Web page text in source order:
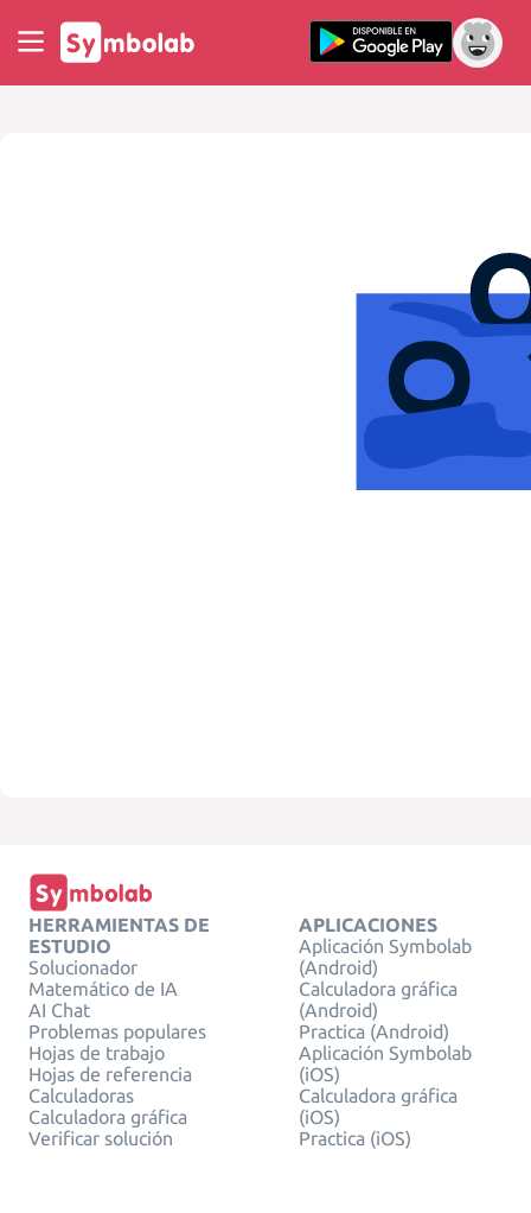
HERRAMIENTAS DE
ESTUDIO
Solucionador
Matemático de IA
AI Chat
Problemas populares
Hojas de trabajo
Hojas de referencia
Calculadoras
Calculadora gráfica
Verificar solución
APLICACIONES
Aplicación Symbolab
(Android)
Calculadora gráfica
(Android)
Practica (Android)
Aplicación Symbolab
(iOS)
Calculadora gráfica
(iOS)
Practica (iOS)